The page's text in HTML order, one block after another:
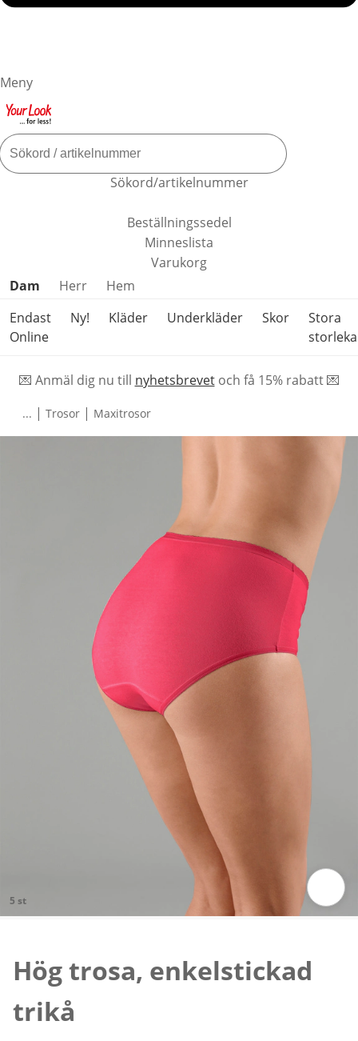
Meny
Sökord/artikelnummer
Beställningssedel
Minneslista
Varukorg
Hoppa över produktkategorier
Dam Herr
Hem
Endast
Online
Ny! Kläder Underkläder Skor
Stora
💌 Anmäl dig nu till nyhetsbrevetoch få 15% rabatt 💌
... | Trosor | Maxitrosor
5 st
Hög trosa, enkelstickad
trikå